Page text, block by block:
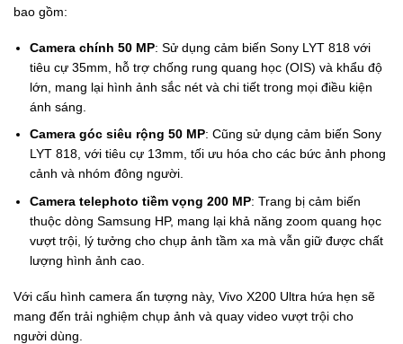
bao gồm:
Camera chính 50 MP: Sử dụng cảm biến Sony LYT 818 với
tiêu cự 35mm, hỗ trợ chống rung quang học (OIS) và khẩu độ
lớn, mang lại hình ảnh sắc nét và chi tiết trong mọi điều kiện
ánh sáng.
Camera góc siêu rộng 50 MP: Cũng sử dụng cảm biến Sony
LYT 818, với tiêu cự 13mm, tối ưu hóa cho các bức ảnh phong
cảnh và nhóm đông người.
Camera telephoto tiềm vọng 200 MP: Trang bị cảm biến
thuộc dòng Samsung HP, mang lại khả năng zoom quang học
vượt trội, lý tưởng cho chụp ảnh tầm xa mà vẫn giữ được chất
lượng hình ảnh cao.
Với cấu hình camera ấn tượng này, Vivo X200 Ultra hứa hẹn sẽ
mang đến trải nghiệm chụp ảnh và quay video vượt trội cho
người dùng.